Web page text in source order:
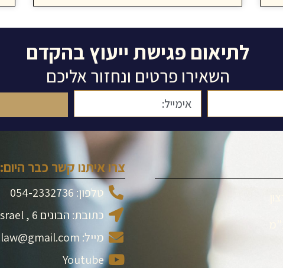
לתיאום פגישת ייעוץ בהקדם
השאירו פרטים ונחזור אליכם
צרו איתנו קשר כבר היום:
טלפון: 054-2332736
כתובת: הבונים 6 , Ramat Gan, Israel
מייל: dor.d.s.law@gmail.com
Youtube